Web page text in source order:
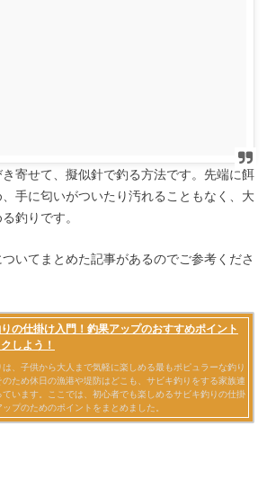
寄せて、擬似針で釣る方法です。先端に餌
手に匂いがついたり汚れることもなく、大
釣りです。
いてまとめた記事があるのでご参考くださ